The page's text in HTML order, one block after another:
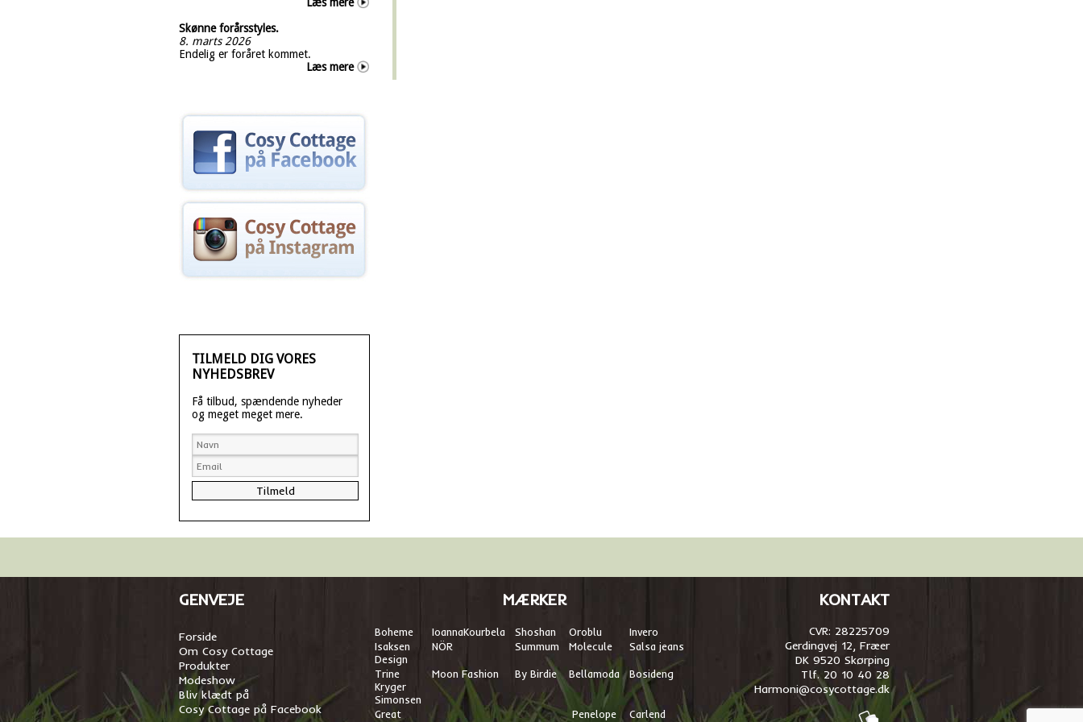
Skønne forårsstyles.
8. marts 2026
Endelig er foråret kommet.
Læs mere
TILMELD DIG VORES
NYHEDSBREV
Få tilbud, spændende nyheder
og meget meget mere.
GENVEJE
Forside
Om Cosy Cottage
Produkter
Modeshow
Bliv klædt på
Cosy Cottage på Facebook
MÆRKER
Boheme IoannaKourbela Shoshan Oroblu
Invero
Isaksen
Design
NÖR Summum Molecule Salsa jeans
Trine
Kryger
Simonsen
Moon Fashion By Birdie Bellamoda Bosideng
Great
Penelope
Carlend
KONTAKT
CVR: 28225709
Gerdingvej 12, Fræer
DK 9520 Skørping
Tlf. 20 10 40 28
Harmoni@cosycottage.dk